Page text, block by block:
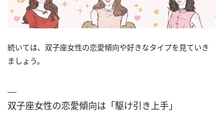
続いては、双子座女性の恋愛傾向や好きなタイプを見ていき
ましょう。
双子座女性の恋愛傾向は「駆け引き上手」